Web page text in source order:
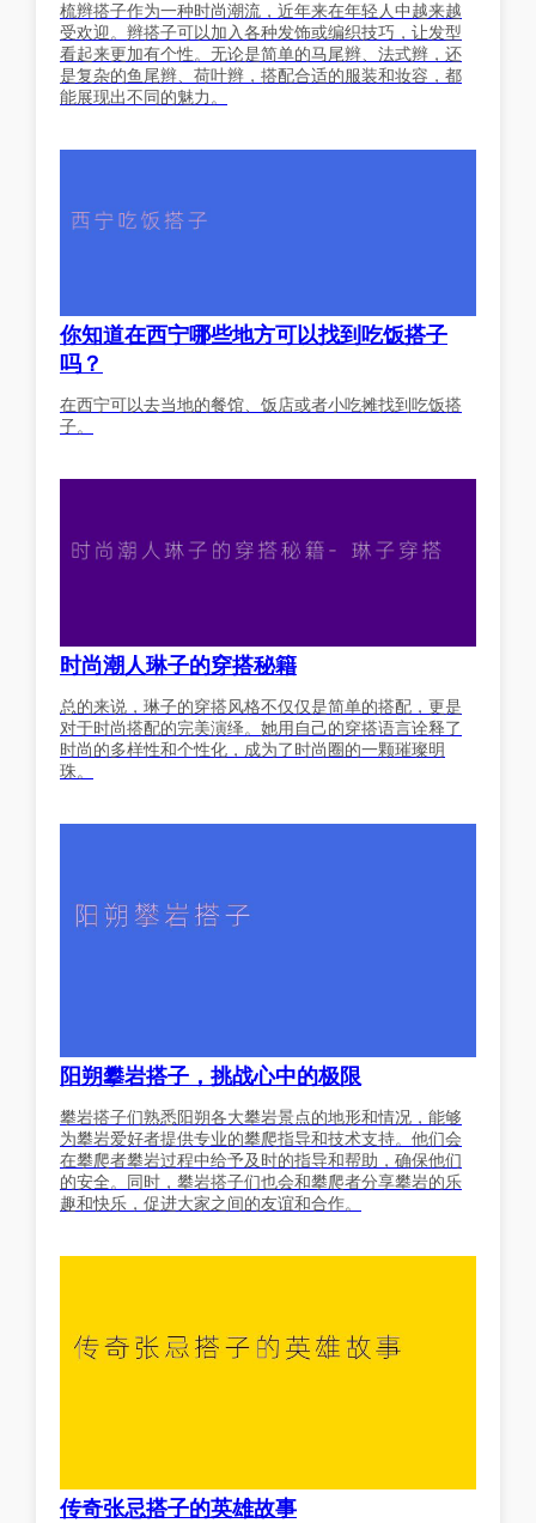
梳辫搭子作为一种时尚潮流，近年来在年轻人中越来越
受欢迎。辫搭子可以加入各种发饰或编织技巧，让发型
看起来更加有个性。无论是简单的马尾辫、法式辫，还
是复杂的鱼尾辫、荷叶辫，搭配合适的服装和妆容，都
能展现出不同的魅力。
你知道在西宁哪些地方可以找到吃饭搭子
吗？
在西宁可以去当地的餐馆、饭店或者小吃摊找到吃饭搭
子。
时尚潮人琳子的穿搭秘籍
总的来说，琳子的穿搭风格不仅仅是简单的搭配，更是
对于时尚搭配的完美演绎。她用自己的穿搭语言诠释了
时尚的多样性和个性化，成为了时尚圈的一颗璀璨明
珠。
阳朔攀岩搭子，挑战心中的极限
攀岩搭子们熟悉阳朔各大攀岩景点的地形和情况，能够
为攀岩爱好者提供专业的攀爬指导和技术支持。他们会
在攀爬者攀岩过程中给予及时的指导和帮助，确保他们
的安全。同时，攀岩搭子们也会和攀爬者分享攀岩的乐
趣和快乐，促进大家之间的友谊和合作。
传奇张忌搭子的英雄故事